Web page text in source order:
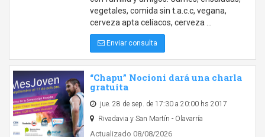
vegetales, comida sin t.a.c.c, vegana,
cerveza apta celíacos, cerveza …
Enviar consulta
“Chapu” Nocioni dará una charla
gratuita
jue. 28 de sep. de 17:30 a 20:00 hs 2017
Rivadavia y San Martín - Olavarría
Actualizado 08/08/2026